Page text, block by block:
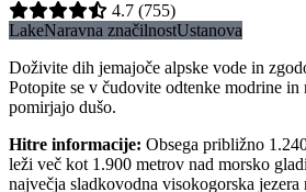
4.7 (755)
LakeNaravna značilnostUstanova
Doživite dih jemajoče alpske vode in
Potopite se v čudovite odtenke modrine
pomirjajo dušo.
Hitre informacije: Obsega približno
leži več kot 1.900 metrov nad morsko
največja sladkovodna visokogorska